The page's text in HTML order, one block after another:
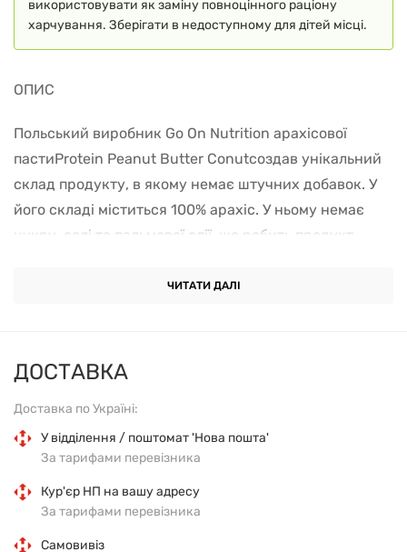
ДОСТАВКА
Доставка по Україні:
У відділення / поштомат 'Нова пошта'
За тарифами перевізника
Кур'єр НП на вашу адресу
За тарифами перевізника
Самовивіз
використовувати як заміну повноцінного раціону
харчування. Зберігати в недоступному для дітей місці.
ОПИС
Польський виробник Go On Nutrition арахісової
пастиProtein Peanut Butter Сonutсоздав унікальний
склад продукту, в якому немає штучних добавок. У
його складі міститься 100% арахіс. У ньому немає
цукру, солі та пальмової олії, що робить продукт
джерело ненасичених жирних кислот, що належать
рослинних білків, особливо важливих для людей, які
ведуть активний спосіб життя і спортсменів.
Вуглеводи, що містяться в складі, мають низький
глікемічний індекс.
Продукт чудово поєднується з солодкою та солоною
їжею. З ним можна вживати коктейлі, бутерброди,
панкейки, десерти та випічку.
ЧИТАТИ ДАЛІ